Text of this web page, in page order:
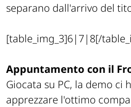
separano dall'arrivo del
[table_img_3]6|7|8[/
Appuntamento con il
Giocata su PC, la demo ci
apprezzare l'ottimo